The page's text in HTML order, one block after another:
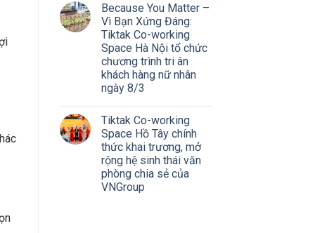
Because You Matter –
Vì Bạn Xứng Đáng:
Tiktak Co-working
Space Hà Nội tổ chức
chương trình tri ân
khách hàng nữ nhân
ngày 8/3
Tiktak Co-working
Space Hồ Tây chính
thức khai trương, mở
rộng hệ sinh thái văn
phòng chia sẻ của
VNGroup